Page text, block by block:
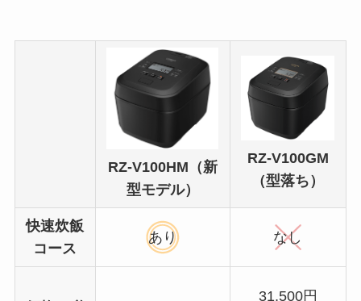
RZ-V100HM（新
型モデル）
RZ-V100GM
（型落ち）
快速炊飯
コース
あり なし
31,500円